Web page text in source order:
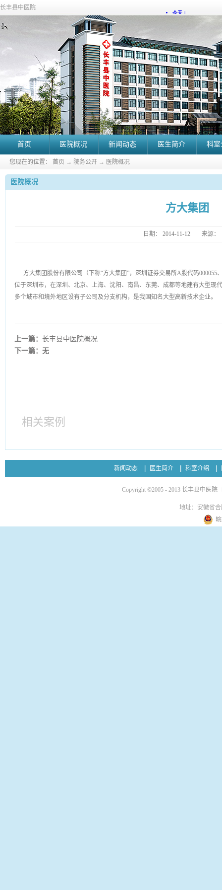
长丰县中医院
首页 医院概况 新闻动态 医生简介 科
您现在的位置： 首页 → 院务公开 → 医院概况
医院概况
方大集团
日期： 2014-11-12 来源：
方大集团股份有限公司（下称“方大集团”，深圳证券交易所A股代码000055
位于深圳市，在深圳、北京、上海、沈阳、南昌、东莞、成都等地建有大型现
多个城市和境外地区设有子公司及分支机构，是我国知名大型高新技术企业。
上一篇：长丰县中医院概况
下一篇：无
相关案例
新闻动态 医生简介 科室介绍
Copyright ©2005 - 2013 长丰县中医院
地址：安徽省